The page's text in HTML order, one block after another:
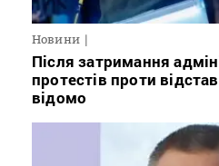
Новини
Після затримання
протестів проти
відомо